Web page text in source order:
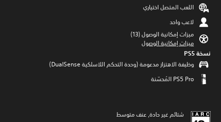
اللعب المتصل اختياري
لاعب واحد
ميزات إمكانية الوصول (13)‏
ميزات إمكانية الوصول
نسخة PS5‏
وظيفة الاهتزاز مدعومة (وحدة التحكم اللاسلكية DualSense‏)
شتائم غير حادة, عنف متوسط